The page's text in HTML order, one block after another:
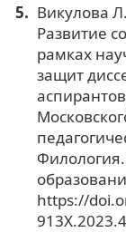
Викулова
Развитие
рамках
защит
https://